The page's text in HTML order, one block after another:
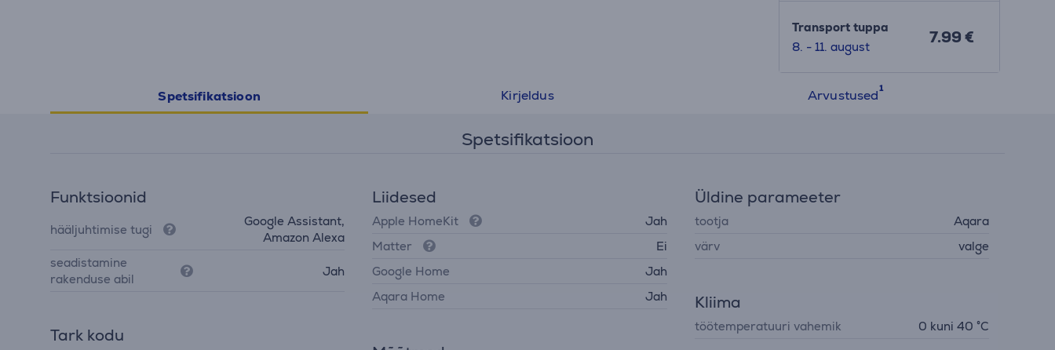
Transport tuppa
8. - 11. august
7.99 €
Spetsifikatsioon Kirjeldus Arvustused
Spetsifikatsioon
Funktsioonid
hääljuhtimise tugi
Google Assistant,
Amazon Alexa
seadistamine
rakenduse abil
Jah
Tark kodu
Liidesed
Apple HomeKit
Jah
Matter
Ei
Google Home
Jah
Aqara Home
Jah
Üldine parameeter
tootja
Aqara
värv
valge
Kliima
töötemperatuuri vahemik 0 kuni 40 °C